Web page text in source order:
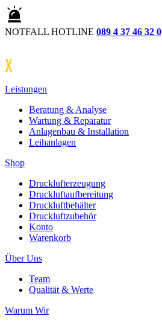
Zum
Inhalt
springen
NOTFALL HOTLINE 089 4 37 46 32 0
Leistungen
Beratung & Analyse
Wartung & Reparatur
Anlagenbau & Installation
Leihanlagen
Shop
Drucklufterzeugung
Druckluftaufbereitung
Druckluftbehälter
Druckluftzubehör
Konto
Warenkorb
Über Uns
Team
Qualität & Werte
Warum Wir